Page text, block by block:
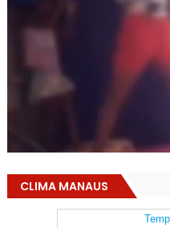
CLIMA MANAUS